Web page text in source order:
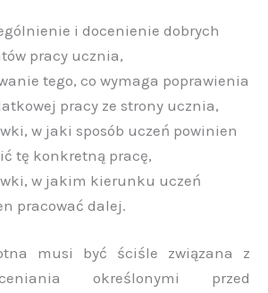
i docenienie dobrych
pracy ucznia,
tego, co wymaga poprawienia
pracy ze strony ucznia,
w jaki sposób uczeń powinien
tę konkretną pracę,
w jakim kierunku uczeń
pracować dalej.
musi być ściśle związana z
określonymi przed